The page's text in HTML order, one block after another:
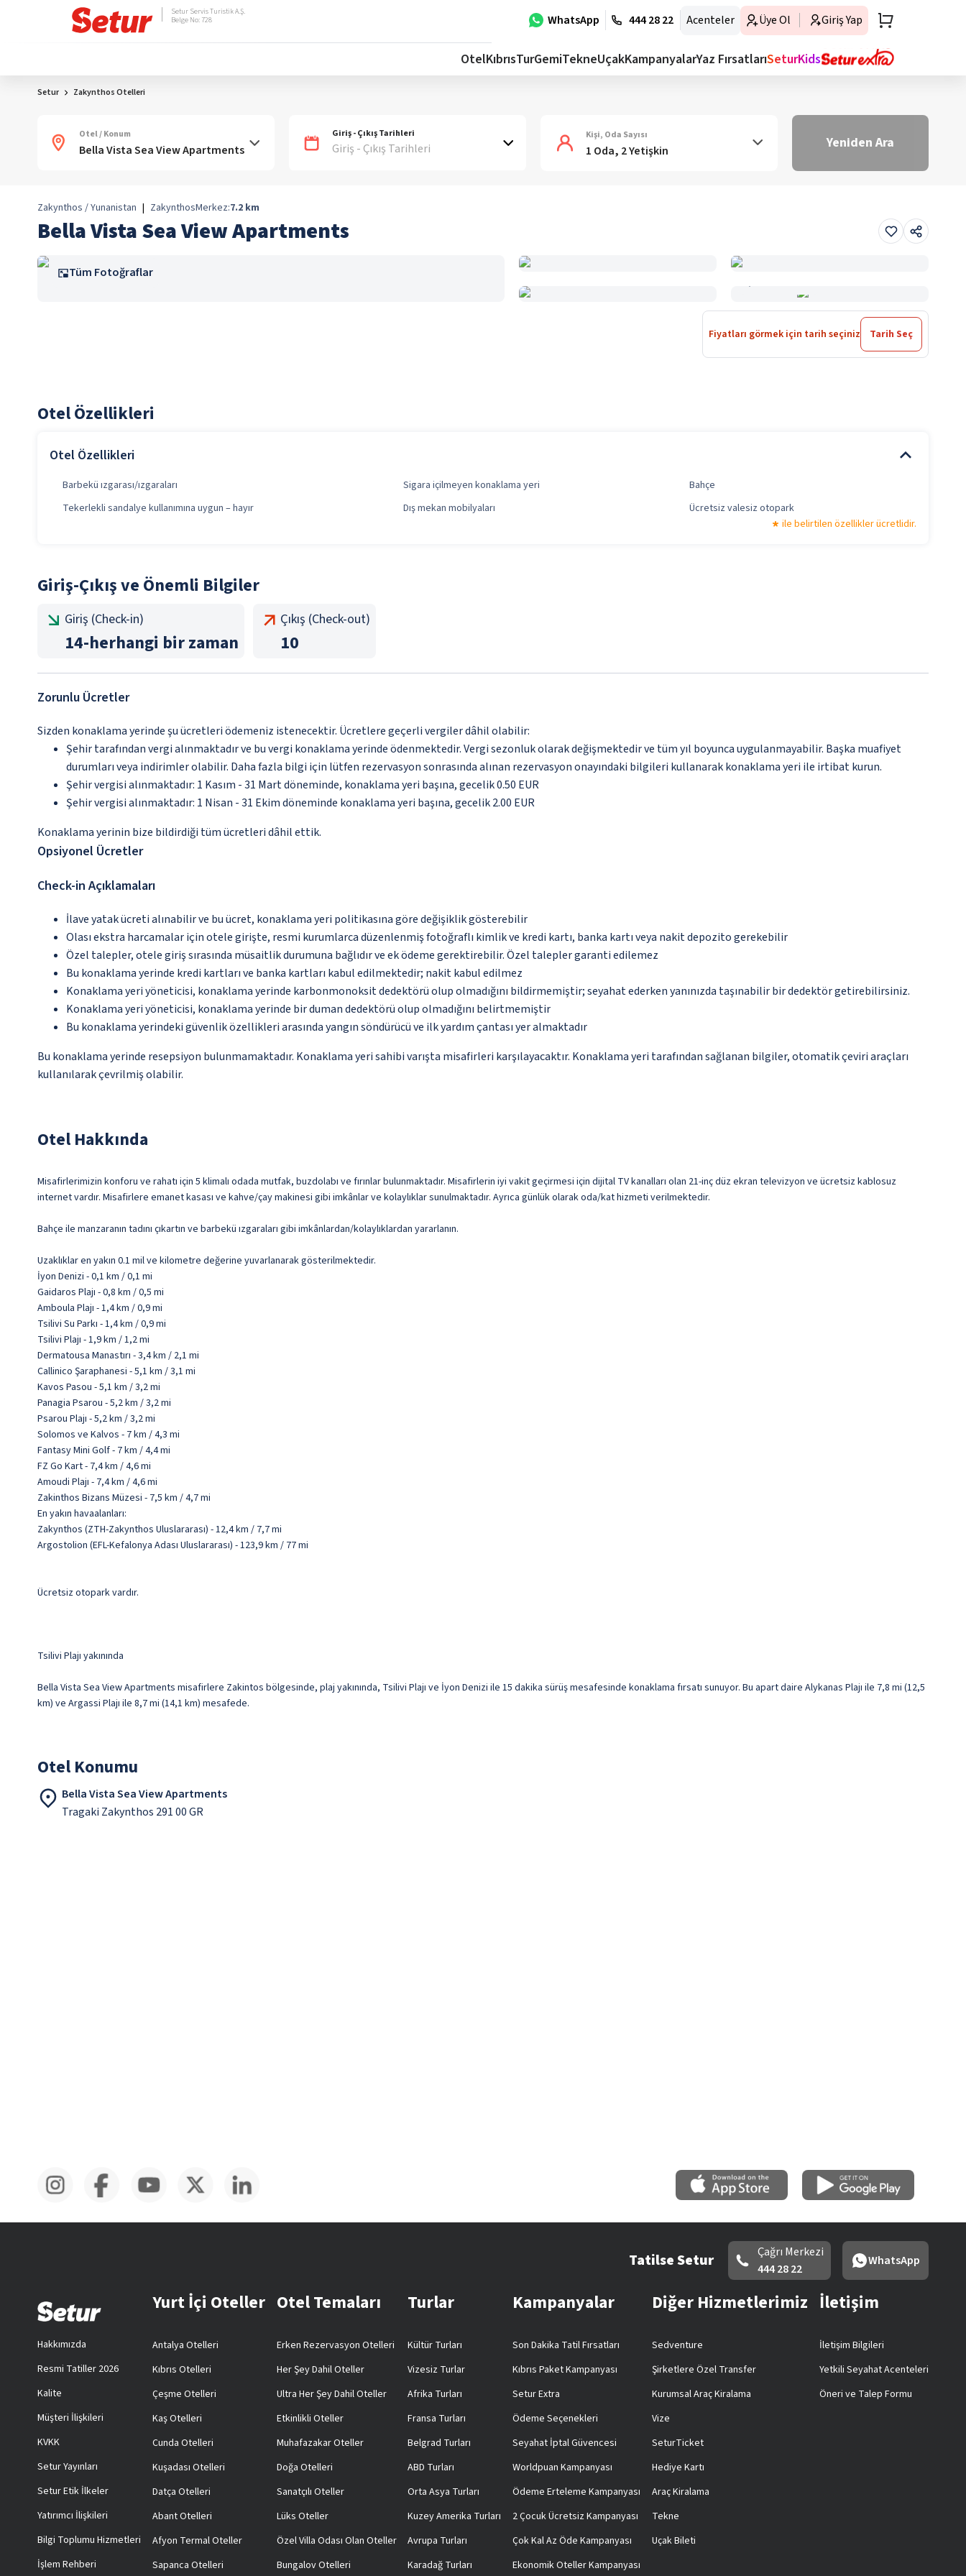
WhatsApp 444 28 22 Acenteler Üye Ol Giriş Yap
Setur Servis Turistik A.Ş.
Belge No: 728
OtelKıbrısTurGemiTekneUçakKampanyalarYaz FırsatlarıSeturKids
Setur Zakynthos Otelleri
Otel / Konum Giriş - Çıkış Tarihleri
Giriş - Çıkış Tarihleri
Kişi, Oda Sayısı
1 Oda, 2 Yetişkin Yeniden Ara
Zakynthos / Yunanistan | ZakynthosMerkez:7.2 km
Bella Vista Sea View Apartments
Tüm Fotoğraflar
Fiyatları görmek için tarih seçiniz Tarih Seç
Otel Özellikleri
Otel Özellikleri
Barbekü ızgarası/ızgaraları Sigara içilmeyen konaklama yeri
Bahçe
Tekerlekli sandalye kullanımına uygun – hayır
Dış mekan mobilyaları
Ücretsiz valesiz otopark
ile belirtilen özellikler ücretlidir.
Giriş-Çıkış ve Önemli Bilgiler
Giriş (Check-in)
14-herhangi bir zaman
Çıkış (Check-out)
10
Zorunlu Ücretler
Sizden konaklama yerinde şu ücretleri ödemeniz istenecektir. Ücretlere geçerli vergiler dâhil olabilir:
Şehir tarafından vergi alınmaktadır ve bu vergi konaklama yerinde ödenmektedir. Vergi sezonluk olarak değişmektedir ve tüm yıl boyunca uygulanmayabilir. Başka muafiyet
durumları veya indirimler olabilir. Daha fazla bilgi için lütfen rezervasyon sonrasında alınan rezervasyon onayındaki bilgileri kullanarak konaklama yeri ile irtibat kurun.
Şehir vergisi alınmaktadır: 1 Kasım - 31 Mart döneminde, konaklama yeri başına, gecelik 0.50 EUR
Şehir vergisi alınmaktadır: 1 Nisan - 31 Ekim döneminde konaklama yeri başına, gecelik 2.00 EUR
Konaklama yerinin bize bildirdiği tüm ücretleri dâhil ettik.
Opsiyonel Ücretler
Check-in Açıklamaları
İlave yatak ücreti alınabilir ve bu ücret, konaklama yeri politikasına göre değişiklik gösterebilir
Olası ekstra harcamalar için otele girişte, resmi kurumlarca düzenlenmiş fotoğraflı kimlik ve kredi kartı, banka kartı veya nakit depozito gerekebilir
Özel talepler, otele giriş sırasında müsaitlik durumuna bağlıdır ve ek ödeme gerektirebilir. Özel talepler garanti edilemez
Bu konaklama yerinde kredi kartları ve banka kartları kabul edilmektedir; nakit kabul edilmez
Konaklama yeri yöneticisi, konaklama yerinde karbonmonoksit dedektörü olup olmadığını bildirmemiştir; seyahat ederken yanınızda taşınabilir bir dedektör getirebilirsiniz.
Konaklama yeri yöneticisi, konaklama yerinde bir duman dedektörü olup olmadığını belirtmemiştir
Bu konaklama yerindeki güvenlik özellikleri arasında yangın söndürücü ve ilk yardım çantası yer almaktadır
Bu konaklama yerinde resepsiyon bulunmamaktadır. Konaklama yeri sahibi varışta misafirleri karşılayacaktır. Konaklama yeri tarafından sağlanan bilgiler, otomatik çeviri araçları
kullanılarak çevrilmiş olabilir.
Otel Hakkında
Misafirlerimizin konforu ve rahatı için 5 klimalı odada mutfak, buzdolabı ve fırınlar bulunmaktadır. Misafirlerin iyi vakit geçirmesi için dijital TV kanalları olan 21-inç düz ekran televizyon ve ücretsiz kablosuz
internet vardır. Misafirlere emanet kasası ve kahve/çay makinesi gibi imkânlar ve kolaylıklar sunulmaktadır. Ayrıca günlük olarak oda/kat hizmeti verilmektedir.
Bahçe ile manzaranın tadını çıkartın ve barbekü ızgaraları gibi imkânlardan/kolaylıklardan yararlanın.
Uzaklıklar en yakın 0.1 mil ve kilometre değerine yuvarlanarak gösterilmektedir.
İyon Denizi - 0,1 km / 0,1 mi
Gaidaros Plajı - 0,8 km / 0,5 mi
Amboula Plajı - 1,4 km / 0,9 mi
Tsilivi Su Parkı - 1,4 km / 0,9 mi
Tsilivi Plajı - 1,9 km / 1,2 mi
Dermatousa Manastırı - 3,4 km / 2,1 mi
Callinico Şaraphanesi - 5,1 km / 3,1 mi
Kavos Pasou - 5,1 km / 3,2 mi
Panagia Psarou - 5,2 km / 3,2 mi
Psarou Plajı - 5,2 km / 3,2 mi
Solomos ve Kalvos - 7 km / 4,3 mi
Fantasy Mini Golf - 7 km / 4,4 mi
FZ Go Kart - 7,4 km / 4,6 mi
Amoudi Plajı - 7,4 km / 4,6 mi
Zakinthos Bizans Müzesi - 7,5 km / 4,7 mi
En yakın havaalanları:
Zakynthos (ZTH-Zakynthos Uluslararası) - 12,4 km / 7,7 mi
Argostolion (EFL-Kefalonya Adası Uluslararası) - 123,9 km / 77 mi
Ücretsiz otopark vardır.
Tsilivi Plajı yakınında
Bella Vista Sea View Apartments misafirlere Zakintos bölgesinde, plaj yakınında, Tsilivi Plajı ve İyon Denizi ile 15 dakika sürüş mesafesinde konaklama fırsatı sunuyor. Bu apart daire Alykanas Plajı ile 7,8 mi (12,5
km) ve Argassi Plajı ile 8,7 mi (14,1 km) mesafede.
Otel Konumu
Bella Vista Sea View Apartments
Tragaki Zakynthos 291 00 GR
Tatilse Setur
Çağrı Merkezi
444 28 22
WhatsApp
Hakkımızda
Resmi Tatiller 2026
Kalite
Müşteri İlişkileri
KVKK
Setur Yayınları
Setur Etik İlkeler
Yatırımcı İlişkileri
Bilgi Toplumu Hizmetleri
İşlem Rehberi
Yurt İçi Oteller
Antalya Otelleri
Kıbrıs Otelleri
Çeşme Otelleri
Kaş Otelleri
Cunda Otelleri
Kuşadası Otelleri
Datça Otelleri
Abant Otelleri
Afyon Termal Oteller
Sapanca Otelleri
Otel Temaları
Erken Rezervasyon Otelleri
Her Şey Dahil Oteller
Ultra Her Şey Dahil Oteller
Etkinlikli Oteller
Muhafazakar Oteller
Doğa Otelleri
Sanatçılı Oteller
Lüks Oteller
Özel Villa Odası Olan Oteller
Bungalov Otelleri
Turlar
Kültür Turları
Vizesiz Turlar
Afrika Turları
Fransa Turları
Belgrad Turları
ABD Turları
Orta Asya Turları
Kuzey Amerika Turları
Avrupa Turları
Karadağ Turları
Kampanyalar
Son Dakika Tatil Fırsatları
Kıbrıs Paket Kampanyası
Setur Extra
Ödeme Seçenekleri
Seyahat İptal Güvencesi
Worldpuan Kampanyası
Ödeme Erteleme Kampanyası
2 Çocuk Ücretsiz Kampanyası
Çok Kal Az Öde Kampanyası
Ekonomik Oteller Kampanyası
Diğer Hizmetlerimiz
Sedventure
Şirketlere Özel Transfer
Kurumsal Araç Kiralama
Vize
SeturTicket
Hediye Kartı
Araç Kiralama
Tekne
Uçak Bileti
İletişim
İletişim Bilgileri
Yetkili Seyahat Acenteleri
Öneri ve Talep Formu